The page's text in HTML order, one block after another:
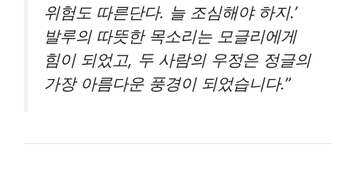
위험도 따른단다. 늘 조심해야 하지.’
발루의 따뜻한 목소리는 모글리에게
힘이 되었고, 두 사람의 우정은 정글의
가장 아름다운 풍경이 되었습니다.”